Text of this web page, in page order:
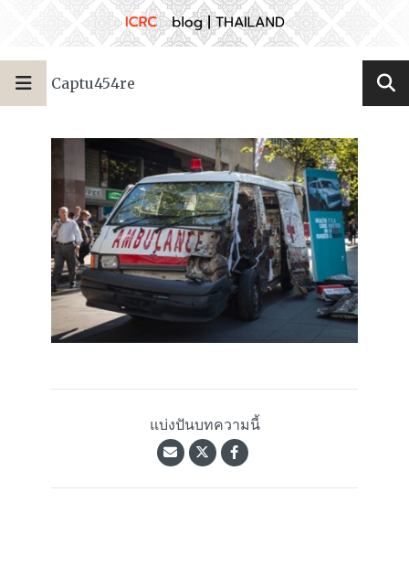
Captu454re
แบ่งปันบทความนี้